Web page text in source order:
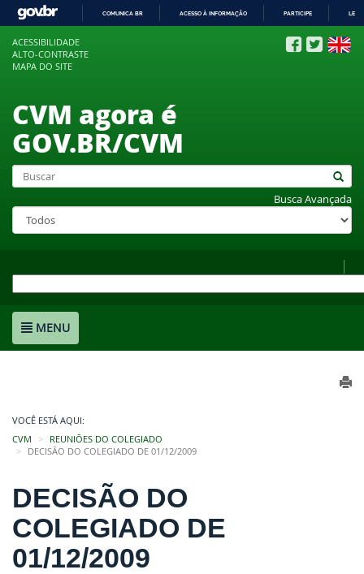
COMUNICA BR ACESSO À INFORMAÇÃO PARTICIPE
ACESSIBILIDADE
ALTO-CONTRASTE
MAPA DO SITE
CVM agora é
GOV.BR/CVM
Busca Avançada
MENU
VOCÊ ESTÁ AQUI:
CVM
REUNIÕES DO COLEGIADO
DECISÃO DO COLEGIADO DE 01/12/2009
DECISÃO DO
COLEGIADO DE
01/12/2009